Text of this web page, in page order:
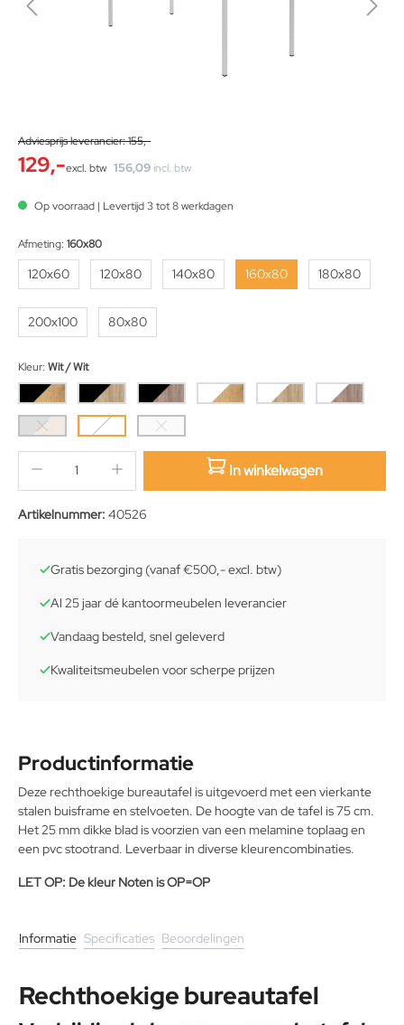
Adviesprijs leverancier: 155,-
129,- 156,09 incl. btw
excl. btw
Op voorraad | Levertijd 3 tot 8 werkdagen
Afmeting: 160x80
120x60 120x80 140x80 160x80 180x80
200x100 80x80
Kleur: Wit / Wit
sition.qty.decrementsition.qty.incrementIn winkelwagen
Artikelnummer: 40526
Gratis bezorging (vanaf €500,- excl. btw)
Al 25 jaar dé kantoormeubelen leverancier
Vandaag besteld, snel geleverd
Kwaliteitsmeubelen voor scherpe prijzen
Productinformatie
Deze rechthoekige bureautafel is uitgevoerd met een vierkante
stalen buisframe en stelvoeten. De hoogte van de tafel is 75 cm.
Het 25 mm dikke blad is voorzien van een melamine toplaag en
een pvc stootrand. Leverbaar in diverse kleurencombinaties.
LET OP: De kleur Noten is OP=OP
Informatie Specificaties Beoordelingen
Rechthoekige bureautafel